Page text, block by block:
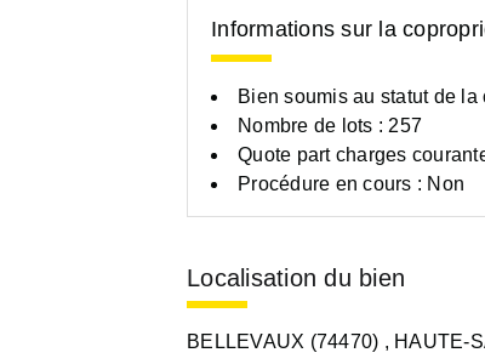
Informations sur la
Bien soumis au statut de la
Nombre de lots : 257
Quote part charges
Procédure en cours : Non
Localisation du bien
BELLEVAUX (74470) , HAUTE-